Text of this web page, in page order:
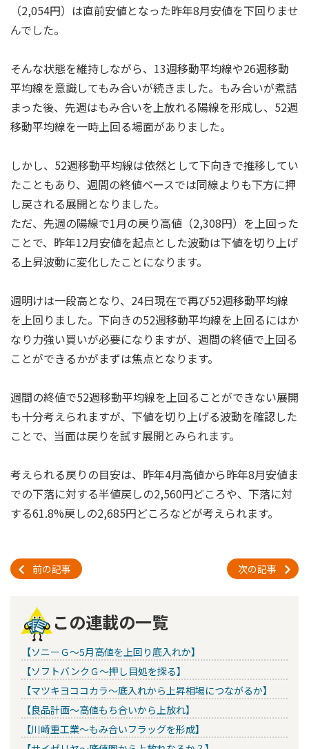
（2,054円）は直前安値となった昨年8月安値を下回りませ
んでした。
そんな状態を維持しながら、13週移動平均線や26週移動
平均線を意識してもみ合いが続きました。もみ合いが煮詰
まった後、先週はもみ合いを上放れる陽線を形成し、52週
移動平均線を一時上回る場面がありました。
しかし、52週移動平均線は依然として下向きで推移してい
たこともあり、週間の終値ベースでは同線よりも下方に押
し戻される展開となりました。
ただ、先週の陽線で1月の戻り高値（2,308円）を上回った
ことで、昨年12月安値を起点とした波動は下値を切り上げ
る上昇波動に変化したことになります。
週明けは一段高となり、24日現在で再び52週移動平均線
を上回りました。下向きの52週移動平均線を上回るにはか
なり力強い買いが必要になりますが、週間の終値で上回る
ことができるかがまずは焦点となります。
週間の終値で52週移動平均線を上回ることができない展開
も十分考えられますが、下値を切り上げる波動を確認した
ことで、当面は戻りを試す展開とみられます。
考えられる戻りの目安は、昨年4月高値から昨年8月安値ま
での下落に対する半値戻しの2,560円どころや、下落に対
する61.8%戻しの2,685円どころなどが考えられます。
前の記事 次の記事
この連載の一覧
【ソニーＧ～5月高値を上回り底入れか】
【ソフトバンクＧ～押し目処を探る】
【マツキヨココカラ～底入れから上昇相場につながるか】
【良品計画～高値もち合いから上放れ】
【川崎重工業～もみ合いフラッグを形成】